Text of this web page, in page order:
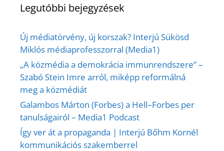
Legutóbbi bejegyzések
Új médiatörvény, új korszak? Interjú Sükösd
Miklós médiaprofesszorral (Media1)
„A közmédia a demokrácia immunrendszere” –
Szabó Stein Imre arról, miképp reformálná
meg a közmédiát
Galambos Márton (Forbes) a Hell–Forbes per
tanulságairól – Media1 Podcast
Így ver át a propaganda | Interjú Bőhm Kornél
kommunikációs szakemberrel